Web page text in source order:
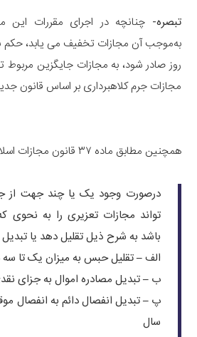
تبصره‌- چنانچه در اجرای مقررات این
به‌موجب آن مجازات تخفیف می یابد، حکم
روز صادر شود، به مجازات جایگزین
مجازات جرم کلاهبرداری بر اساس قانون
همچنین مطابق ماده ۳۷ قانون مجازات اسلامی که اشعار می داشت:
درصورت وجود یک یا چند جهت از
تواند مجازات تعزیری را به نحوی
باشد به شرح ذیل تقلیل دهد یا تبدیل
الف – تقلیل حبس به میزان یک تا سه
ب – تبدیل مصادره اموال به جزای
پ – تبدیل انفصال دائم به انفصال
سال